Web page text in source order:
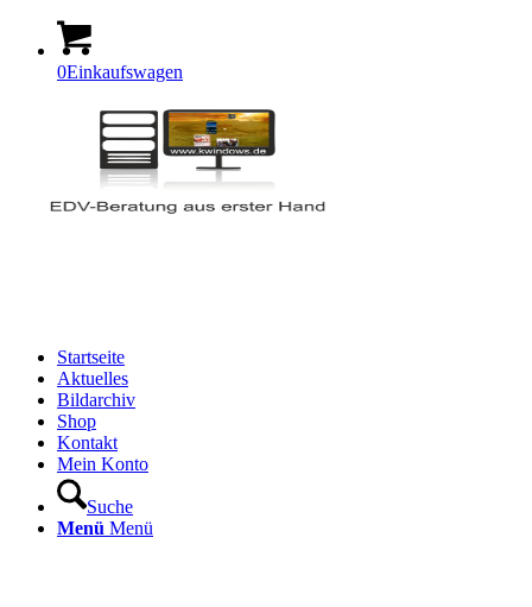
0Einkaufswagen
Startseite
Aktuelles
Bildarchiv
Shop
Kontakt
Mein Konto
Suche
Menü Menü